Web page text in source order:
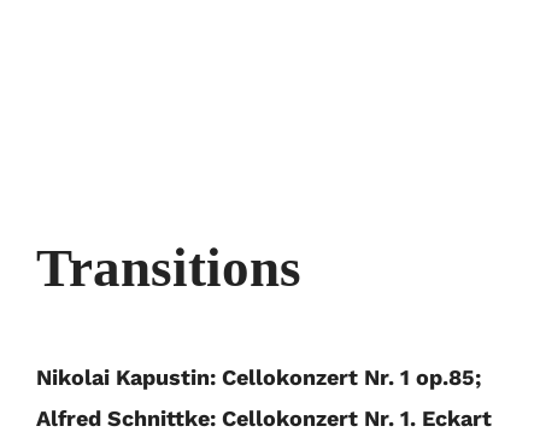
Transitions
Nikolai Kapustin: Cellokonzert Nr. 1 op.85;
Alfred Schnittke: Cellokonzert Nr. 1. Eckart